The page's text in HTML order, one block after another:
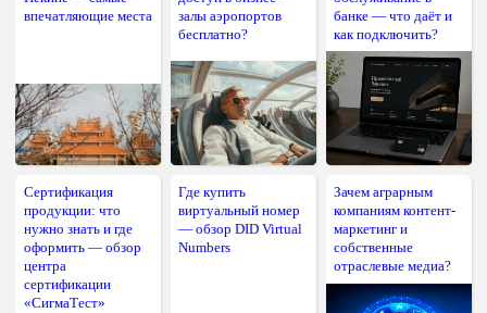
впечатляющие места
залы аэропортов
бесплатно?
банке — что даёт и
как подключить?
Сертификация
продукции: что
нужно знать и где
оформить — обзор
центра
сертификации
«СигмаТест»
Где купить
виртуальный номер
— обзор DID Virtual
Numbers
Зачем аграрным
компаниям контент-
маркетинг и
собственные
отраслевые медиа?